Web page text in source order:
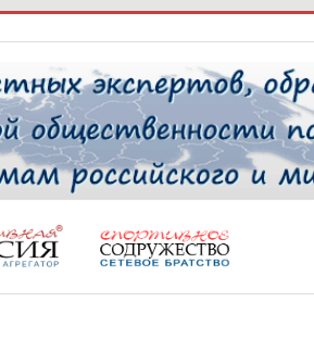
ТАБЛО
ПЛОЩАДКА